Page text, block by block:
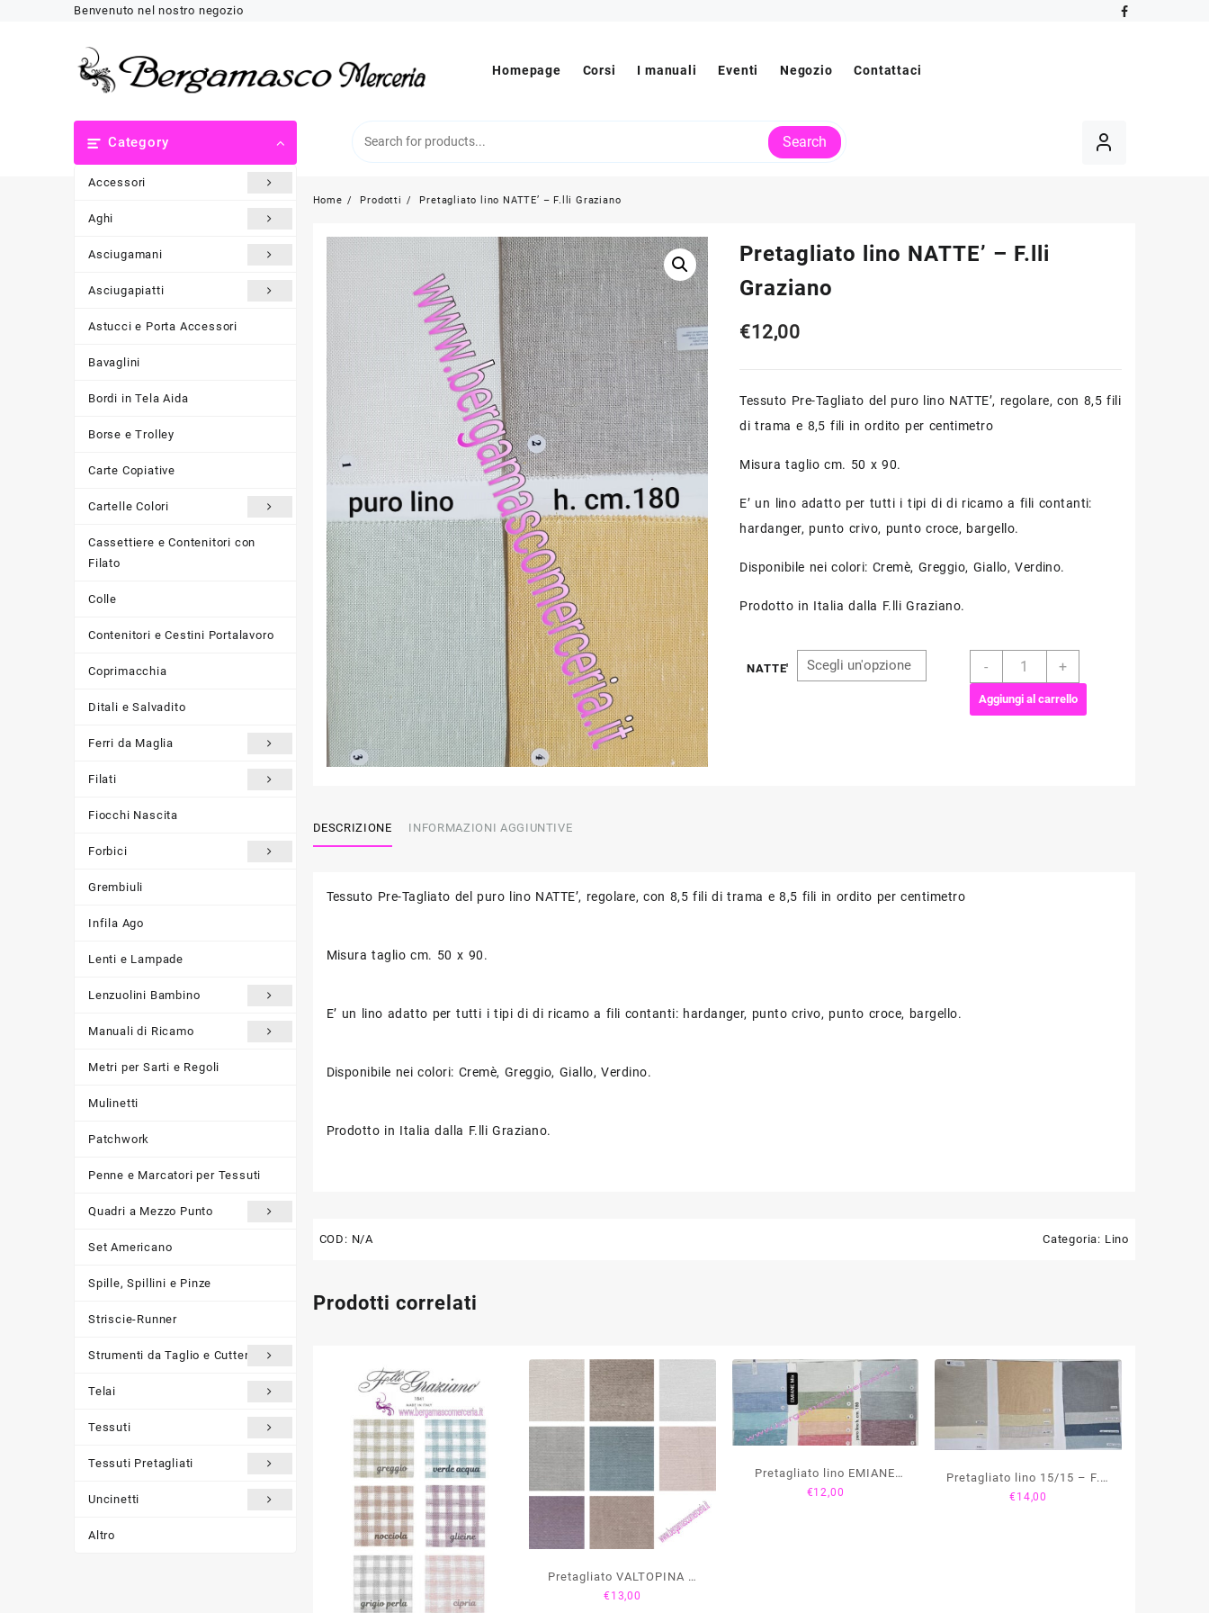
Benvenuto nel nostro negozio
Homepage Corsi I manuali Eventi Negozio Contattaci
Category
Accessori
Aghi
Asciugamani
Asciugapiatti
Astucci e Porta Accessori
Bavaglini
Bordi in Tela Aida
Borse e Trolley
Carte Copiative
Cartelle Colori
Cassettiere e Contenitori con
Filato
Colle
Contenitori e Cestini Portalavoro
Coprimacchia
Ditali e Salvadito
Ferri da Maglia
Filati
Fiocchi Nascita
Forbici
Grembiuli
Infila Ago
Lenti e Lampade
Lenzuolini Bambino
Manuali di Ricamo
Metri per Sarti e Regoli
Mulinetti
Patchwork
Penne e Marcatori per Tessuti
Quadri a Mezzo Punto
Set Americano
Spille, Spillini e Pinze
Striscie-Runner
Strumenti da Taglio e Cutter
Telai
Tessuti
Tessuti Pretagliati
Uncinetti
Altro
Search
Home Prodotti Pretagliato lino NATTE’ – F.lli Graziano
Pretagliato lino NATTE’ – F.lli
Graziano
€12,00
Tessuto Pre-Tagliato del puro lino NATTE’, regolare, con 8,5 fili
di trama e 8,5 fili in ordito per centimetro
Misura taglio cm. 50 x 90.
E’ un lino adatto per tutti i tipi di di ricamo a fili contanti:
hardanger, punto crivo, punto croce, bargello.
Disponibile nei colori: Cremè, Greggio, Giallo, Verdino.
Prodotto in Italia dalla F.lli Graziano.
NATTE' -
Pretagliato
NATTE'
-
+
Aggiungi al carrello
DESCRIZIONE INFORMAZIONI AGGIUNTIVE
Tessuto Pre-Tagliato del puro lino NATTE’, regolare, con 8,5 fili di trama e 8,5 fili in ordito per centimetro
Misura taglio cm. 50 x 90.
E’ un lino adatto per tutti i tipi di di ricamo a fili contanti: hardanger, punto crivo, punto croce, bargello.
Disponibile nei colori: Cremè, Greggio, Giallo, Verdino.
Prodotto in Italia dalla F.lli Graziano.
COD: N/A Categoria: Lino
Prodotti correlati
Pretagliato VALTOPINA –
F.lli Graziano
€ 13,00
Pretagliato lino EMIANE
MIX – F.lli Graziano
€12,00
Pretagliato lino 15/15 – F.lli
Graziano
€ 14,00